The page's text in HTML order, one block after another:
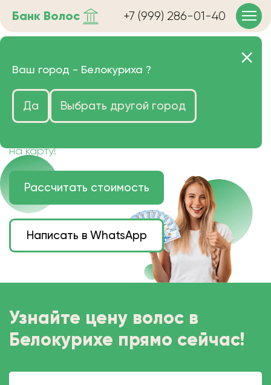
Банк Волос +7 (999) 286-01-40
Продать волосы в
Белокурихе очень дорого
Цена зависит от длины, цвета и структуры
на карту!
Рассчитать стоимость
Написать в WhatsApp
Узнайте цену волос в
Белокурихе прямо сейчас!
Ваш город - Белокуриха ?
Да Выбрать другой город